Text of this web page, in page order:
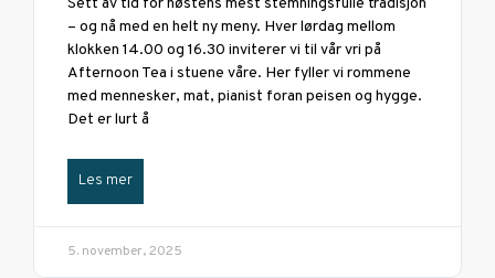
Sett av tid for høstens mest stemningsfulle tradisjon
– og nå med en helt ny meny. Hver lørdag mellom
klokken 14.00 og 16.30 inviterer vi til vår vri på
Afternoon Tea i stuene våre. Her fyller vi rommene
med mennesker, mat, pianist foran peisen og hygge.
Det er lurt å
Les mer
5. november, 2025